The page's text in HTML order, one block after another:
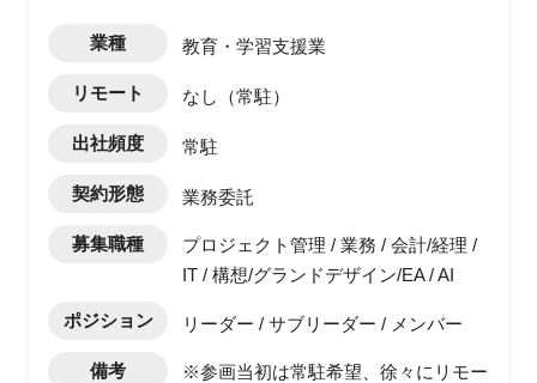
業種 教育・学習支援業
リモート なし（常駐）
出社頻度 常駐
契約形態 業務委託
募集職種
プロジェクト管理 / 業務 / 会計/経理 /
IT / 構想/グランドデザイン/EA / AI
ポジション リーダー / サブリーダー / メンバー
備考
※参画当初は常駐希望、徐々にリモー